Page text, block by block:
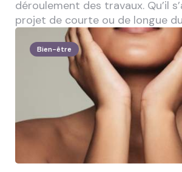
déroulement des travaux. Qu’il
projet de courte ou de longue
Bien-être